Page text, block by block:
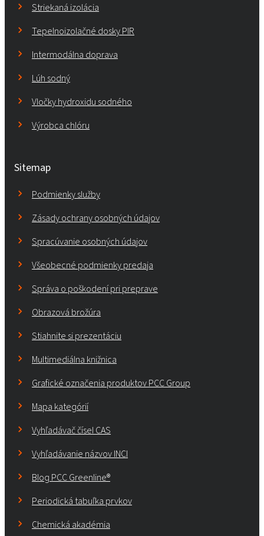
Striekaná izolácia
Tepelnoizolačné dosky PIR
Intermodálna doprava
Lúh sodný
Vločky hydroxidu sodného
Výrobca chlóru
Sitemap
Podmienky služby
Zásady ochrany osobných údajov
Spracúvanie osobných údajov
Všeobecné podmienky predaja
Správa o poškodení pri preprave
Obrazová brožúra
Stiahnite si prezentáciu
Multimediálna knižnica
Grafické označenia produktov PCC Group
Mapa kategórií
Vyhľadávač čísel CAS
Vyhľadávanie názvov INCI
Blog PCC Greenline®
Periodická tabuľka prvkov
Chemická akadémia